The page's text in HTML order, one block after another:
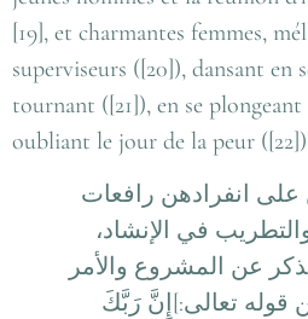
[19], et charmantes femmes,
superviseurs ([20]), dansant en
tournant ([21]), en se
oubliant le jour de la peur
على انفرادهن رافعات
بالتهنيك([23]) والتطريب في الإنشاد،
عن المشروع والأمر
عن قوله تعالى:]إِنَّ رَبَّكَ